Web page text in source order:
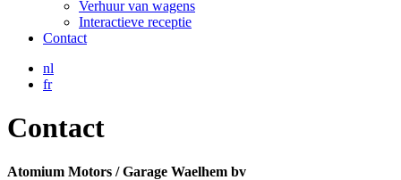
Verhuur van wagens
Interactieve receptie
Contact
nl
fr
Contact
Atomium Motors / Garage Waelhem bv